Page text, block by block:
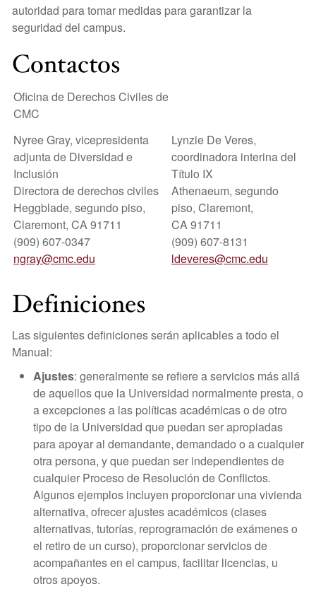
autoridad para tomar medidas para garantizar la
seguridad del campus.
Contactos
Oficina de Derechos Civiles de
CMC
Nyree Gray, vicepresidenta
adjunta de Diversidad e
Inclusión
Directora de derechos civiles
Heggblade, segundo piso,
Claremont, CA 91711
(909) 607-0347
ngray@cmc.edu
Lynzie De Veres,
coordinadora interina del
Título IX
Athenaeum, segundo
piso, Claremont,
CA 91711
(909) 607-8131
ldeveres@cmc.edu
Definiciones
Las siguientes definiciones serán aplicables a todo el
Manual:
Ajustes: generalmente se refiere a servicios más allá
de aquellos que la Universidad normalmente presta, o
a excepciones a las políticas académicas o de otro
tipo de la Universidad que puedan ser apropiadas
para apoyar al demandante, demandado o a cualquier
otra persona, y que puedan ser independientes de
cualquier Proceso de Resolución de Conflictos.
Algunos ejemplos incluyen proporcionar una vivienda
alternativa, ofrecer ajustes académicos (clases
alternativas, tutorías, reprogramación de exámenes o
el retiro de un curso), proporcionar servicios de
acompañantes en el campus, facilitar licencias, u
otros apoyos.